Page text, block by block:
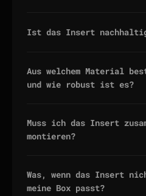
Ist das Insert
Aus welchem Material
und wie robust ist es?
Muss ich das Insert
montieren?
Was, wenn das Insert
meine Box passt?